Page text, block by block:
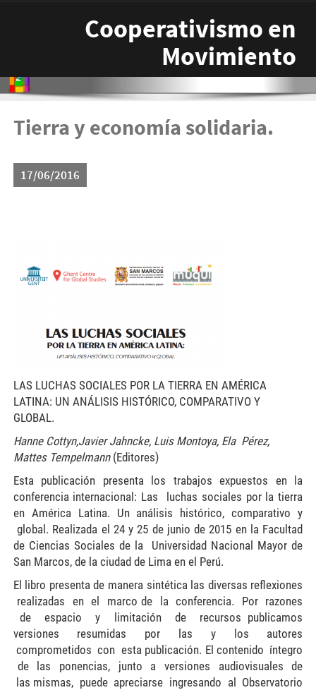
Cooperativismo en
Movimiento
Tierra y economía solidaria.
17/06/2016
sin-titulo-300x187.png
LAS LUCHAS SOCIALES POR LA TIERRA EN AMÉRICA
LATINA: UN ANÁLISIS HISTÓRICO, COMPARATIVO Y
GLOBAL.
Hanne Cottyn,Javier Jahncke, Luis Montoya, Ela Pérez,
Mattes Tempelmann(Editores)
Esta publicación presenta los trabajos expuestos en la
conferencia internacional: Las luchas sociales por la tierra
en América Latina. Un análisis histórico, comparativo y
global. Realizada el 24 y 25 de junio de 2015 en la Facultad
de Ciencias Sociales de la Universidad Nacional Mayor de
San Marcos, de la ciudad de Lima en el Perú.
El libro presenta de manera sintética las diversas reflexiones
realizadas en el marco de la conferencia. Por razones
de espacio y limitación de recursos publicamos
versiones resumidas por las y los autores
comprometidos con esta publicación. El contenido íntegro
de las ponencias, junto a versiones audiovisuales de
las mismas, puede apreciarse ingresando al Observatorio